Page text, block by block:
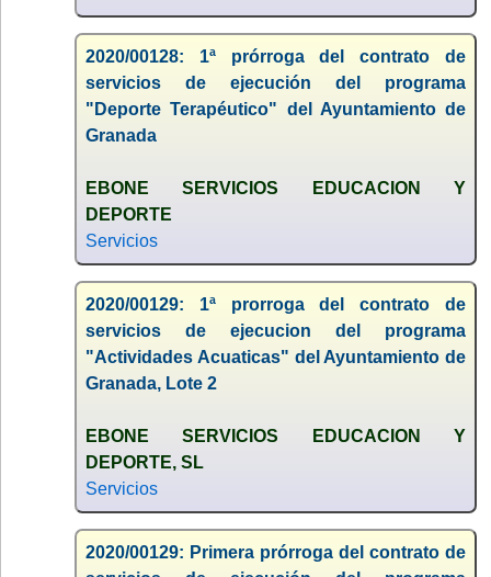
2020/00128: 1ª prórroga del contrato de
servicios de ejecución del programa
"Deporte Terapéutico" del Ayuntamiento de
Granada
EBONE SERVICIOS EDUCACION Y
DEPORTE
Servicios
2020/00129: 1ª prorroga del contrato de
servicios de ejecucion del programa
"Actividades Acuaticas" del Ayuntamiento de
Granada, Lote 2
EBONE SERVICIOS EDUCACION Y
DEPORTE, SL
Servicios
2020/00129: Primera prórroga del contrato de